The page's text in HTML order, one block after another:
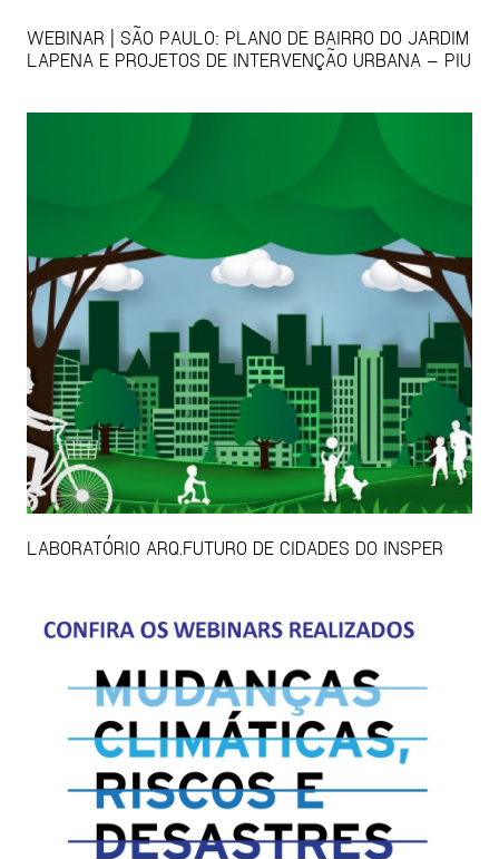
WEBINAR | SÃO PAULO: PLANO DE BAIRRO DO JARDIM
LAPENA E PROJETOS DE INTERVENÇÃO URBANA – PIU
LABORATÓRIO ARQ.FUTURO DE CIDADES DO INSPER